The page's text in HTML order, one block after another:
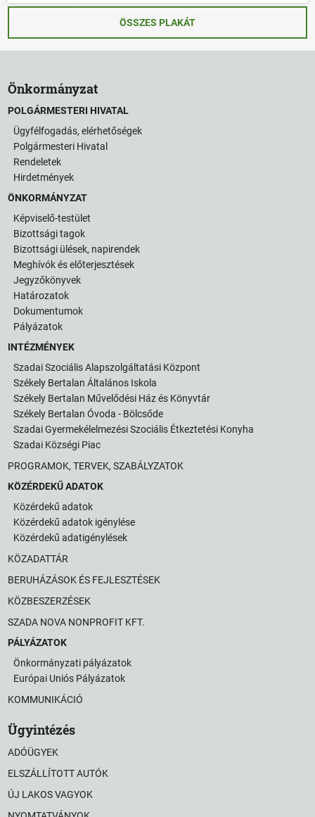
ÖSSZES PLAKÁT
Önkormányzat
POLGÁRMESTERI HIVATAL
Ügyfélfogadás, elérhetőségek
Polgármesteri Hivatal
Rendeletek
Hirdetmények
ÖNKORMÁNYZAT
Képviselő-testület
Bizottsági tagok
Bizottsági ülések, napirendek
Meghívók és előterjesztések
Jegyzőkönyvek
Határozatok
Dokumentumok
Pályázatok
INTÉZMÉNYEK
Szadai Szociális Alapszolgáltatási Központ
Székely Bertalan Általános Iskola
Székely Bertalan Művelődési Ház és Könyvtár
Székely Bertalan Óvoda - Bölcsőde
Szadai Gyermekélelmezési Szociális Étkeztetési Konyha
Szadai Községi Piac
PROGRAMOK, TERVEK, SZABÁLYZATOK
KÖZÉRDEKŰ ADATOK
Közérdekű adatok
Közérdekű adatok igénylése
Közérdekű adatigénylések
KÖZADATTÁR
BERUHÁZÁSOK ÉS FEJLESZTÉSEK
KÖZBESZERZÉSEK
SZADA NOVA NONPROFIT KFT.
PÁLYÁZATOK
Önkormányzati pályázatok
Európai Uniós Pályázatok
KOMMUNIKÁCIÓ
Ügyintézés
ADÓÜGYEK
ELSZÁLLÍTOTT AUTÓK
ÚJ LAKOS VAGYOK